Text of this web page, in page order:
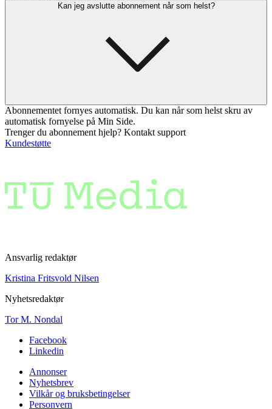
Kan jeg avslutte abonnement når som helst?
Abonnementet fornyes automatisk. Du kan når som helst skru av
automatisk fornyelse på Min Side.
Trenger du abonnement hjelp? Kontakt support
Kundestøtte
Ansvarlig redaktør
Kristina Fritsvold Nilsen
Nyhetsredaktør
Tor M. Nondal
Facebook
Linkedin
Annonser
Nyhetsbrev
Vilkår og bruksbetingelser
Personvern